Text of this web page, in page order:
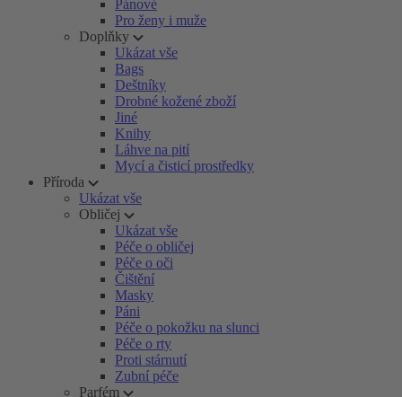
Pánové
Pro ženy i muže
Doplňky
Ukázat vše
Bags
Deštníky
Drobné kožené zboží
Jiné
Knihy
Láhve na pití
Mycí a čisticí prostředky
Příroda
Ukázat vše
Obličej
Ukázat vše
Péče o obličej
Péče o oči
Čištění
Masky
Páni
Péče o pokožku na slunci
Péče o rty
Proti stárnutí
Zubní péče
Parfém